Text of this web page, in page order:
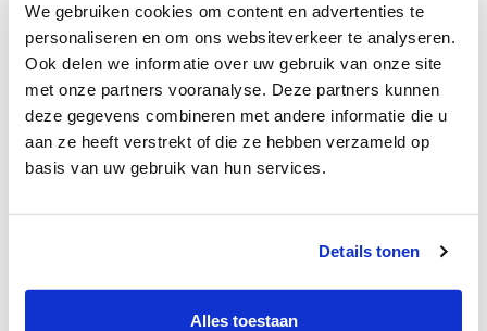
We gebruiken cookies om content en advertenties te
personaliseren en om ons websiteverkeer te analyseren.
Ook delen we informatie over uw gebruik van onze site
met onze partners vooranalyse. Deze partners kunnen
deze gegevens combineren met andere informatie die u
aan ze heeft verstrekt of die ze hebben verzameld op
basis van uw gebruik van hun services.
Details tonen
Alles toestaan
vestigingen zetten 175 medewerkers en 100 specialisten zich
dag na dag in om een professionele dienstverlening te leveren.
Op jaarbasis komen ruim 90.000 patiënten op doorverwijzing
van hun huisarts in aanraking met onze polikliniek of de dienst
radiologie. Daarnaast verwerken onze laboranten jaarlijks meer
dan 4 miljoen analyses.
Solliciteer online via onderstaande button of stuur je